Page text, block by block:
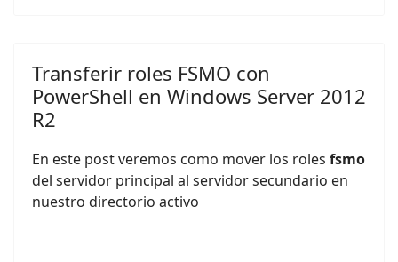
Transferir roles FSMO con
PowerShell en Windows Server 2012
R2
En este post veremos como mover los roles fsmo
del servidor principal al servidor secundario en
nuestro directorio activo